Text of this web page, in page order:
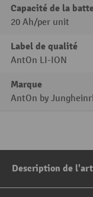
Capacité de la
20 Ah/per unit
Label de qualité
AntOn LI-ION
Marque
AntOn by
Description de